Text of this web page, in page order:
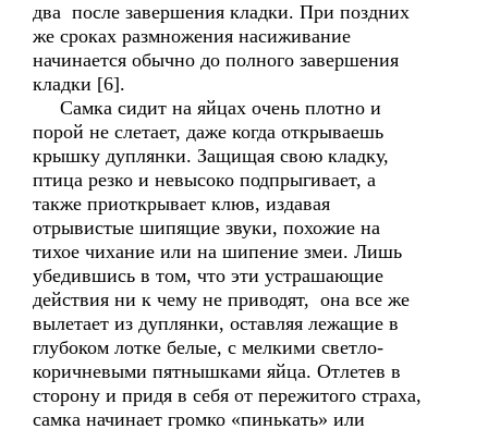
два после завершения кладки. При поздних
же сроках размножения насиживание
начинается обычно до полного завершения
кладки [6].
Самка сидит на яйцах очень плотно и
порой не слетает, даже когда открываешь
крышку дуплянки. Защищая свою кладку,
птица резко и невысоко подпрыгивает, а
также приоткрывает клюв, издавая
отрывистые шипящие звуки, похожие на
тихое чихание или на шипение змеи. Лишь
убедившись в том, что эти устрашающие
действия ни к чему не приводят, она все же
вылетает из дуплянки, оставляя лежащие в
глубоком лотке белые, с мелкими светло-
коричневыми пятнышками яйца. Отлетев в
сторону и придя в себя от пережитого страха,
самка начинает громко «пинькать» или